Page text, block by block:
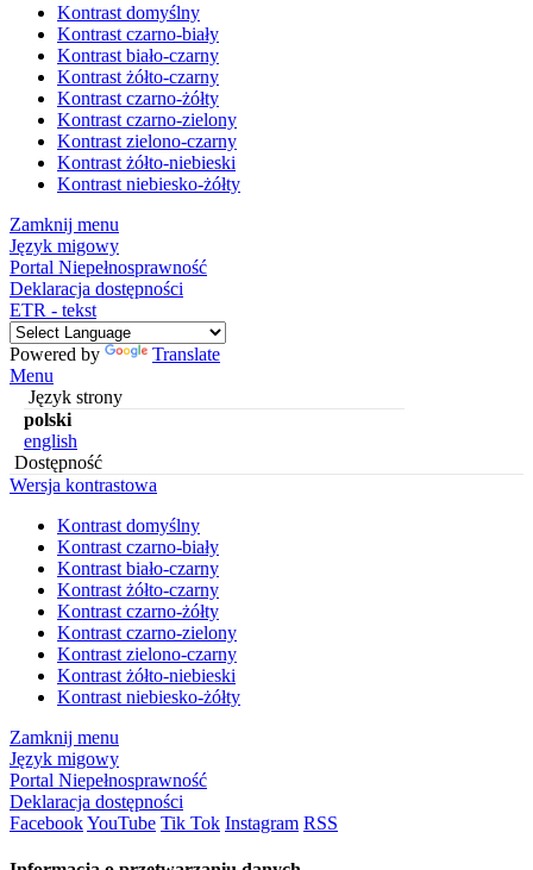
Kontrast domyślny
Kontrast czarno-biały
Kontrast biało-czarny
Kontrast żółto-czarny
Kontrast czarno-żółty
Kontrast czarno-zielony
Kontrast zielono-czarny
Kontrast żółto-niebieski
Kontrast niebiesko-żółty
Zamknij menu
Język migowy
Portal Niepełnosprawność
Deklaracja dostępności
ETR - tekst
Powered by
Translate
Menu
Język strony
polski
english
Dostępność
Wersja kontrastowa
Kontrast domyślny
Kontrast czarno-biały
Kontrast biało-czarny
Kontrast żółto-czarny
Kontrast czarno-żółty
Kontrast czarno-zielony
Kontrast zielono-czarny
Kontrast żółto-niebieski
Kontrast niebiesko-żółty
Zamknij menu
Język migowy
Portal Niepełnosprawność
Deklaracja dostępności
FacebookYouTube Tik Tok Instagram RSS